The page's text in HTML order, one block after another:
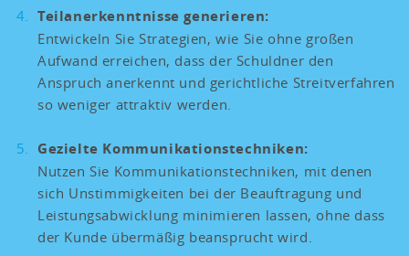
Teilanerkenntnisse generieren:
Entwickeln Sie Strategien, wie Sie ohne großen
Aufwand erreichen, dass der Schuldner den
Anspruch anerkennt und gerichtliche Streitverfahren
so weniger attraktiv werden.
Gezielte Kommunikationstechniken:
Nutzen Sie Kommunikationstechniken, mit denen
sich Unstimmigkeiten bei der Beauftragung und
Leistungsabwicklung minimieren lassen, ohne dass
der Kunde übermäßig beansprucht wird.